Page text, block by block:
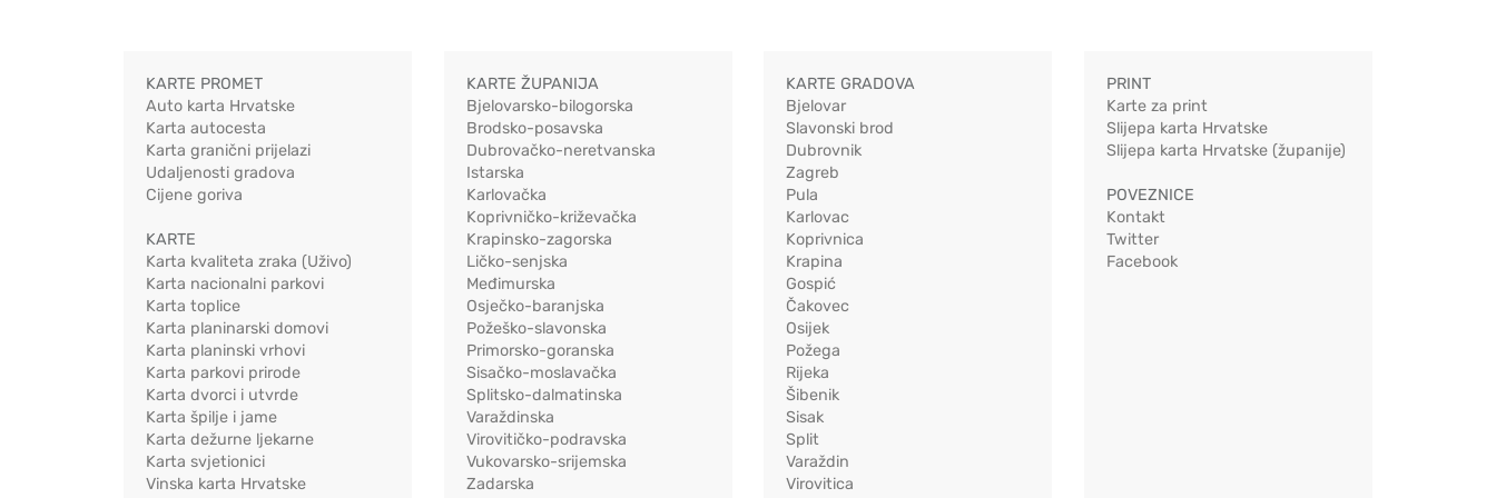
KARTE PROMET
Auto karta Hrvatske
Karta autocesta
Karta granični prijelazi
Udaljenosti gradova
Cijene goriva
KARTE
Karta kvaliteta zraka (Uživo)
Karta nacionalni parkovi
Karta toplice
Karta planinarski domovi
Karta planinski vrhovi
Karta parkovi prirode
Karta dvorci i utvrde
Karta špilje i jame
Karta dežurne ljekarne
Karta svjetionici
Vinska karta Hrvatske
KARTE ŽUPANIJA
Bjelovarsko-bilogorska
Brodsko-posavska
Dubrovačko-neretvanska
Istarska
Karlovačka
Koprivničko-križevačka
Krapinsko-zagorska
Ličko-senjska
Međimurska
Osječko-baranjska
Požeško-slavonska
Primorsko-goranska
Sisačko-moslavačka
Splitsko-dalmatinska
Varaždinska
Virovitičko-podravska
Vukovarsko-srijemska
Zadarska
KARTE GRADOVA
Bjelovar
Slavonski brod
Dubrovnik
Zagreb
Pula
Karlovac
Koprivnica
Krapina
Gospić
Čakovec
Osijek
Požega
Rijeka
Šibenik
Sisak
Split
Varaždin
Virovitica
PRINT
Karte za print
Slijepa karta Hrvatske
Slijepa karta Hrvatske (županije)
POVEZNICE
Kontakt
Twitter
Facebook